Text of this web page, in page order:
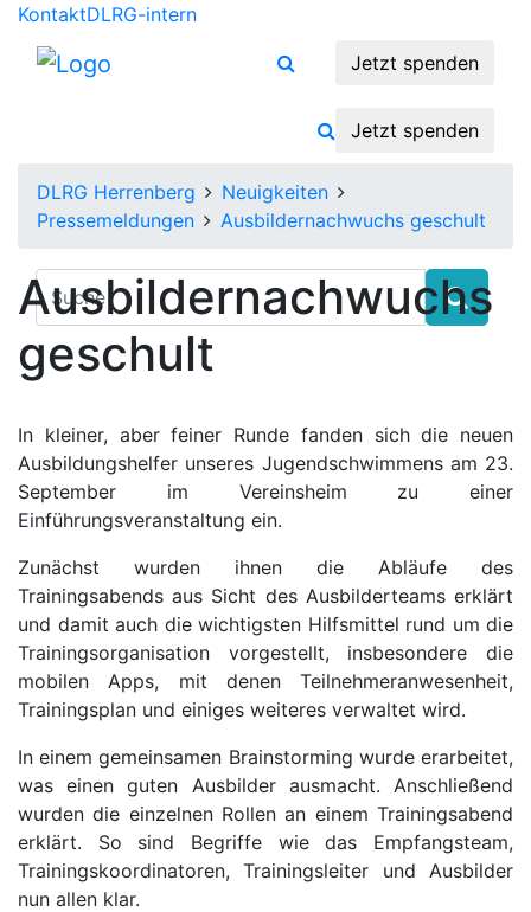
KontaktDLRG-intern
Jetzt spenden
Jetzt spenden
DLRG Herrenberg
Neuigkeiten
Pressemeldungen
Ausbildernachwuchs geschult
Ausbildernachwuchs
geschult
In kleiner, aber feiner Runde fanden sich die neuen
Ausbildungshelfer unseres Jugendschwimmens am 23.
September im Vereinsheim zu einer
Einführungsveranstaltung ein.
Zunächst wurden ihnen die Abläufe des
Trainingsabends aus Sicht des Ausbilderteams erklärt
und damit auch die wichtigsten Hilfsmittel rund um die
Trainingsorganisation vorgestellt, insbesondere die
mobilen Apps, mit denen Teilnehmeranwesenheit,
Trainingsplan und einiges weiteres verwaltet wird.
In einem gemeinsamen Brainstorming wurde erarbeitet,
was einen guten Ausbilder ausmacht. Anschließend
wurden die einzelnen Rollen an einem Trainingsabend
erklärt. So sind Begriffe wie das Empfangsteam,
Trainingskoordinatoren, Trainingsleiter und Ausbilder
nun allen klar.